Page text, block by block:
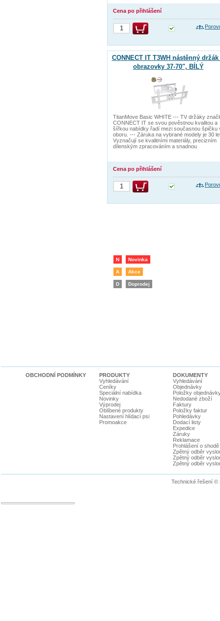
Cena po přihlášení
CONNECT IT T3WH nástěnný držák
obrazovky 37-70", BÍLÝ
TitanMove Basic WHITE --- TV držáky
CONNECT IT se svou pověstnou kvalitou a
šířkou nabídky řadí mezi současnou špičku
oboru. --- Záruka na vybrané modely je 30
Vyznačují se kvalitními materiály, precizním
dílenským zpracováním a snadnou
Cena po přihlášení
N Novinka
A Akce
D Doprodej
OBCHODNÍ PODMÍNKY
PRODUKTY
Vyhledávání
Ceníky
Speciální nabídka
Novinky
Výprodej
Oblíbené produkty
Nastavení hlídací psi
Promoakce
DOKUMENTY
Vyhledávání
Objednávky
Položky
Nedodané zboží
Faktury
Položky faktur
Pohledávky
Dodací listy
Expedice
Záruky
Reklamace
Prohlášení o shodě
Zpětný odběr
Zpětný odběr
Zpětný odběr
Technické řešení ©